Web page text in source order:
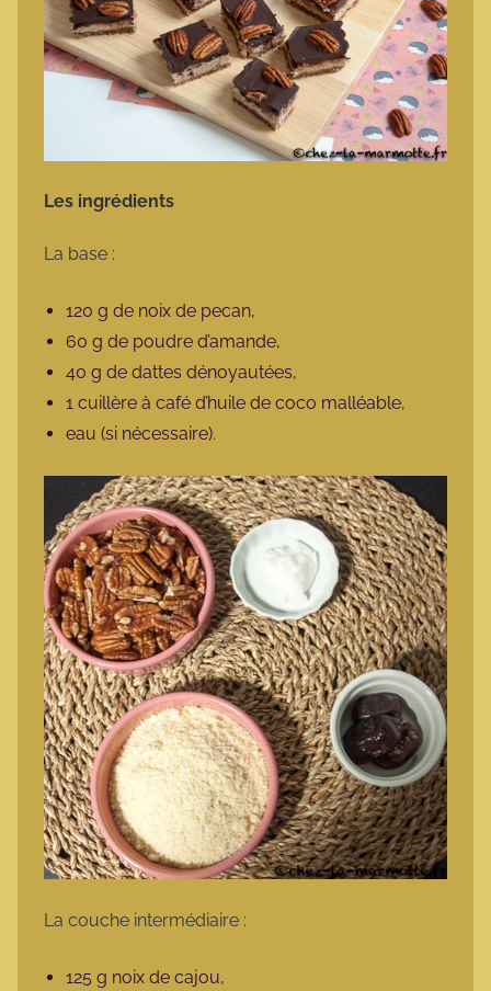
Les ingrédients
La base :
120 g de noix de pecan,
60 g de poudre d’amande,
40 g de dattes dénoyautées,
1 cuillère à café d’huile de coco malléable,
eau (si nécessaire).
La couche intermédiaire :
125 g noix de cajou,